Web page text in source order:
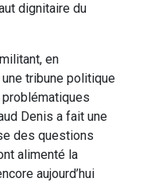
dignitaire du
en
tribune politique
Denis a fait une
des questions
alimenté la
aujourd’hui